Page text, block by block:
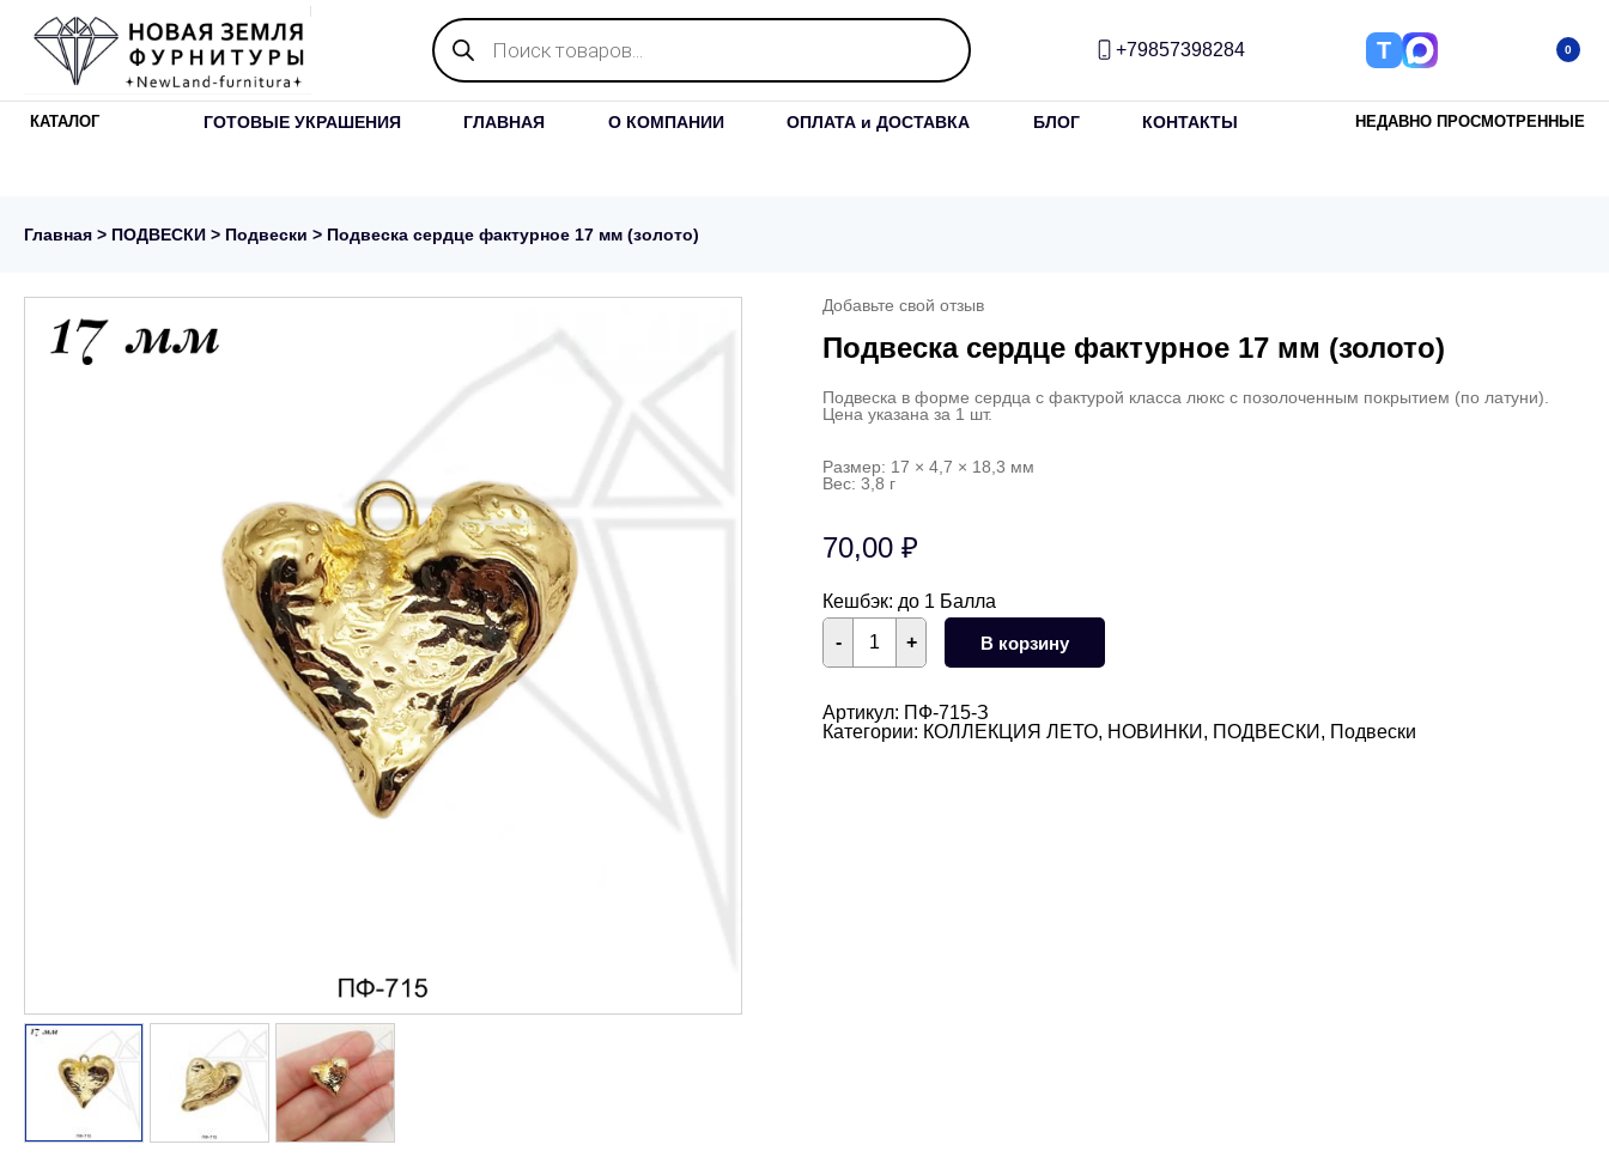
Поиск
товаров
+79857398284 Т 0
КАТАЛОГ ГОТОВЫЕ УКРАШЕНИЯ ГЛАВНАЯ О КОМПАНИИ ОПЛАТА и ДОСТАВКА БЛОГ КОНТАКТЫ НЕДАВНО ПРОСМОТРЕННЫЕ
Главная > ПОДВЕСКИ > Подвески > Подвеска сердце фактурное 17 мм (золото)
Добавьте свой отзыв
Подвеска сердце фактурное 17 мм (золото)
Подвеска в форме сердца с фактурой класса люкс с позолоченным покрытием (по латуни).
Цена указана за 1 шт.
Размер: 17 × 4,7 × 18,3 мм
Вес: 3,8 г
70,00 ₽
Кешбэк: до 1 Балла
+
Количество
товара
Подвеска
фактурное
17
мм
- В корзину
Артикул: ПФ-715-З
Категории: КОЛЛЕКЦИЯ ЛЕТО, НОВИНКИ , ПОДВЕСКИ , Подвески